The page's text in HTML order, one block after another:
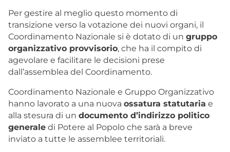
Per gestire al meglio questo momento di
transizione verso la votazione dei nuovi organi, il
Coordinamento Nazionale si è dotato di un gruppo
organizzativo provvisorio, che ha il compito di
agevolare e facilitare le decisioni prese
dall’assemblea del Coordinamento.
Coordinamento Nazionale e Gruppo Organizzativo
hanno lavorato a una nuova ossatura statutaria e
alla stesura di un documento d’indirizzo politico
generale di Potere al Popolo che sarà a breve
inviato a tutte le assemblee territoriali.